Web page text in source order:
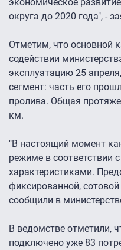
экономическое
округа до 2020 года", -
Отметим, что основной
содействии
эксплуатацию 25
сегмент: часть его
пролива. Общая
км.
"В настоящий момент
режиме в соответствии
характеристиками.
фиксированной, сотовой
сообщили в
В ведомстве отметили,
подключено уже 83